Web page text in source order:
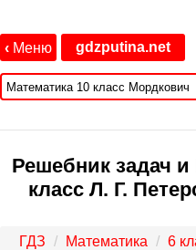
‹ Меню gdzputina.net
Решебник задач
класс Л. Г.
ГДЗ Математика 6